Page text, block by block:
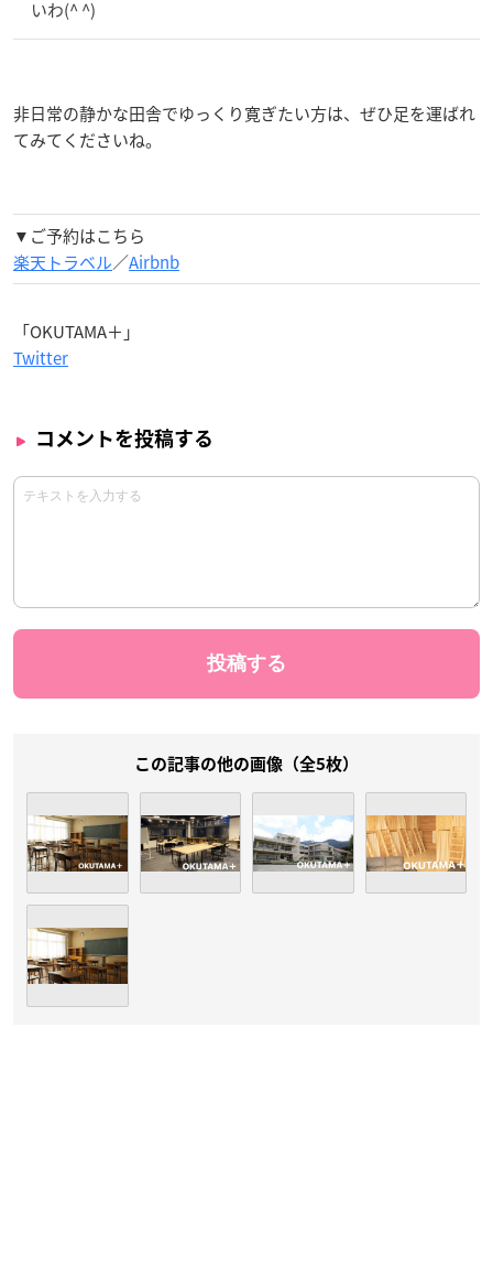
いわ(^ ^)
非日常の静かな田舎でゆっくり寛ぎたい方は、ぜひ足を運ばれ
てみてくださいね。
▼ご予約はこちら
楽天トラベル／Airbnb
「OKUTAMA＋」
Twitter
コメントを投稿する
この記事の他の画像（全5枚）